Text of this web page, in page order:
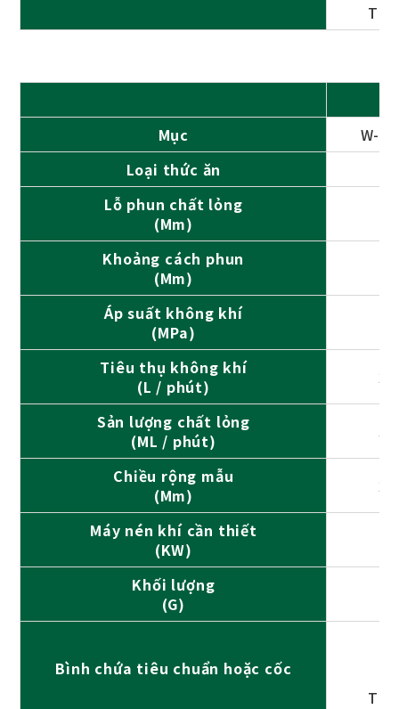
Mục
W-
Loại thức ăn
Lỗ phun chất lỏng
(Mm)
Khoảng cách phun
(Mm)
Áp suất không khí
(MPa)
Tiêu thụ không khí
(L / phút)
Sản lượng chất lỏng
(ML / phút)
Chiều rộng mẫu
(Mm)
Máy nén khí cần thiết
(KW)
Khối lượng
(G)
Bình chứa tiêu chuẩn hoặc cốc